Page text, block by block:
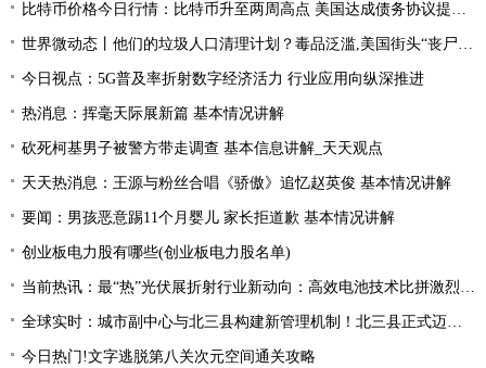
比特币价格今日行情：比特币升至两周高点 美国达成债务协议提振风险偏好
世界微动态丨他们的垃圾人口清理计划？毒品泛滥,美国街头“丧尸”遍地 白宫:新兴威胁
今日视点：5G普及率折射数字经济活力 行业应用向纵深推进
热消息：挥毫天际展新篇 基本情况讲解
砍死柯基男子被警方带走调查 基本信息讲解_天天观点
天天热消息：王源与粉丝合唱《骄傲》追忆赵英俊 基本情况讲解
要闻：男孩恶意踢11个月婴儿 家长拒道歉 基本情况讲解
创业板电力股有哪些(创业板电力股名单)
当前热讯：最“热”光伏展折射行业新动向：高效电池技术比拼激烈 光伏厂商掘金第二赛道
全球实时：城市副中心与北三县构建新管理机制！北三县正式迈入“北京管理”时代！
今日热门!文字逃脱第八关次元空间通关攻略